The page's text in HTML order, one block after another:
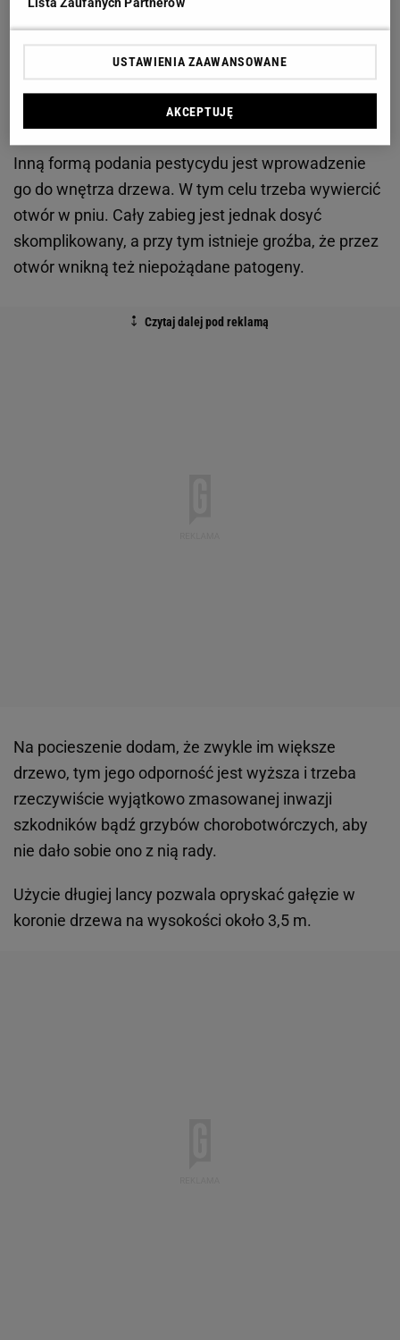
szkodników. Takim preparatem rozcieńczonym w
wodzie podlewamy glebę dookoła drzewa po okręgu
równym obwodowi korony. Im większe drzewo, tym
system korzeniowy jest silniej rozbudowany i więcej
Inną formą podania pestycydu jest wprowadzenie
go do wnętrza drzewa. W tym celu trzeba wywiercić
otwór w pniu. Cały zabieg jest jednak dosyć
skomplikowany, a przy tym istnieje groźba, że przez
otwór wnikną też niepożądane patogeny.
Na pocieszenie dodam, że zwykle im większe
drzewo, tym jego odporność jest wyższa i trzeba
rzeczywiście wyjątkowo zmasowanej inwazji
szkodników bądź grzybów chorobotwórczych, aby
nie dało sobie ono z nią rady.
Użycie długiej lancy pozwala opryskać gałęzie w
koronie drzewa na wysokości około 3,5 m.
USTAWIENIA ZAAWANSOWANE
AKCEPTUJĘ